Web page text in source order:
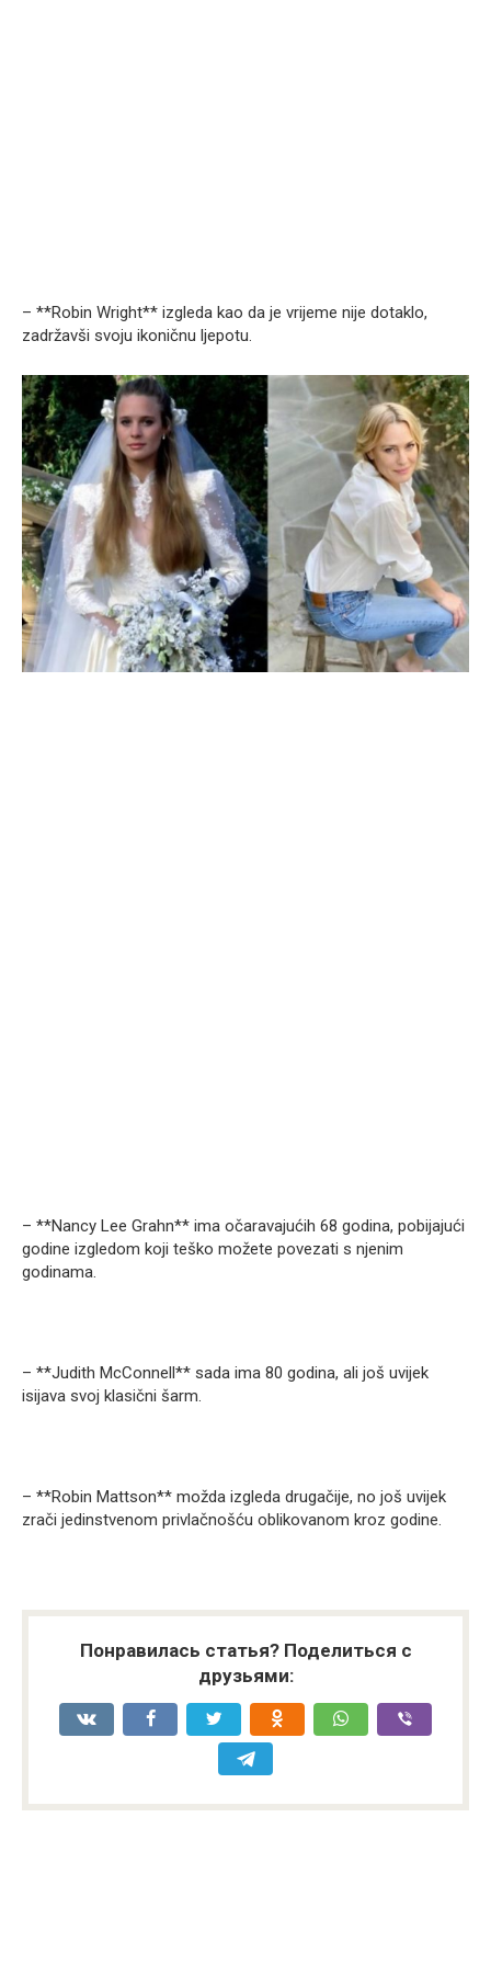
– **Robin Wright** izgleda kao da je vrijeme nije dotaklo,
zadržavši svoju ikoničnu ljepotu.
– **Nancy Lee Grahn** ima očaravajućih 68 godina, pobijajući
godine izgledom koji teško možete povezati s njenim
godinama.
– **Judith McConnell** sada ima 80 godina, ali još uvijek
isijava svoj klasični šarm.
– **Robin Mattson** možda izgleda drugačije, no još uvijek
zrači jedinstvenom privlačnošću oblikovanom kroz godine.
Понравилась статья? Поделиться с
друзьями: